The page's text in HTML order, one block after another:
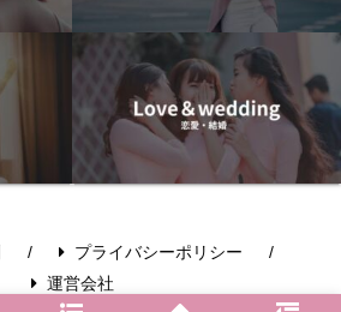
プライバシーポリシー
運営会社